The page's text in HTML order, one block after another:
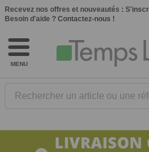
Recevez nos offres et nouveautés :
Besoin d'aide ? Contactez-nous !
MENU
Rechercher un article ou une